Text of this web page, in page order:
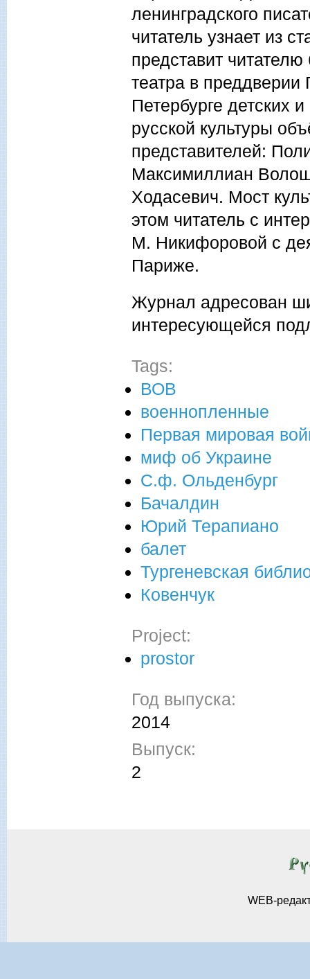
ленинградского
читатель узнает из
представит
театра в
Петербурге детских
русской культуры
представителей:
Максимиллиан
Ходасевич. Мост
этом читатель с
М. Никифоровой с
Париже.
Журнал адресован
интересующейся
Tags:
ВОВ
военнопленные
Первая мировая
миф об Украине
С.ф. Ольденбург
Бачалдин
Юрий Терапиано
балет
Тургеневская
Ковенчук
Project:
prostor
Год выпуска:
2014
Выпуск:
2
WEB-